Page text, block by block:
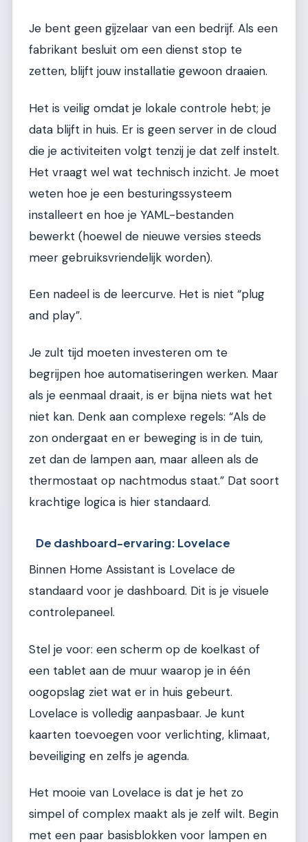
Je bent geen gijzelaar van een bedrijf. Als een
fabrikant besluit om een dienst stop te
zetten, blijft jouw installatie gewoon draaien.
Het is veilig omdat je lokale controle hebt; je
data blijft in huis. Er is geen server in de cloud
die je activiteiten volgt tenzij je dat zelf instelt.
Het vraagt wel wat technisch inzicht. Je moet
weten hoe je een besturingssysteem
installeert en hoe je YAML-bestanden
bewerkt (hoewel de nieuwe versies steeds
meer gebruiksvriendelijk worden).
Een nadeel is de leercurve. Het is niet “plug
and play”.
Je zult tijd moeten investeren om te
begrijpen hoe automatiseringen werken. Maar
als je eenmaal draait, is er bijna niets wat het
niet kan. Denk aan complexe regels: “Als de
zon ondergaat en er beweging is in de tuin,
zet dan de lampen aan, maar alleen als de
thermostaat op nachtmodus staat.” Dat soort
krachtige logica is hier standaard.
De dashboard-ervaring: Lovelace
Binnen Home Assistant is Lovelace de
standaard voor je dashboard. Dit is je visuele
controlepaneel.
Stel je voor: een scherm op de koelkast of
een tablet aan de muur waarop je in één
oogopslag ziet wat er in huis gebeurt.
Lovelace is volledig aanpasbaar. Je kunt
kaarten toevoegen voor verlichting, klimaat,
beveiliging en zelfs je agenda.
Het mooie van Lovelace is dat je het zo
simpel of complex maakt als je zelf wilt. Begin
met een paar basisblokken voor lampen en